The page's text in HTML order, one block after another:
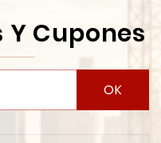
Y Cupones
OK